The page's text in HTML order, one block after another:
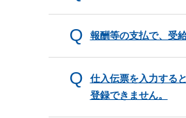
報酬等の支払で、受
仕入伝票を入力する
登録できません。